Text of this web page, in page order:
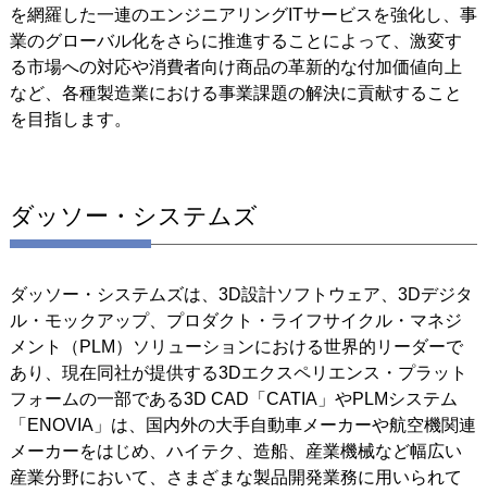
を網羅した一連のエンジニアリングITサービスを強化し、事
業のグローバル化をさらに推進することによって、激変す
る市場への対応や消費者向け商品の革新的な付加価値向上
など、各種製造業における事業課題の解決に貢献すること
を目指します。
ダッソー・システムズ
ダッソー・システムズは、3D設計ソフトウェア、3Dデジタ
ル・モックアップ、プロダクト・ライフサイクル・マネジ
メント（PLM）ソリューションにおける世界的リーダーで
あり、現在同社が提供する3Dエクスペリエンス・プラット
フォームの一部である3D CAD「CATIA」やPLMシステム
「ENOVIA」は、国内外の大手自動車メーカーや航空機関連
メーカーをはじめ、ハイテク、造船、産業機械など幅広い
産業分野において、さまざまな製品開発業務に用いられて